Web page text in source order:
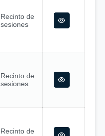
Recinto de
sesiones
Recinto de
sesiones
Recinto de